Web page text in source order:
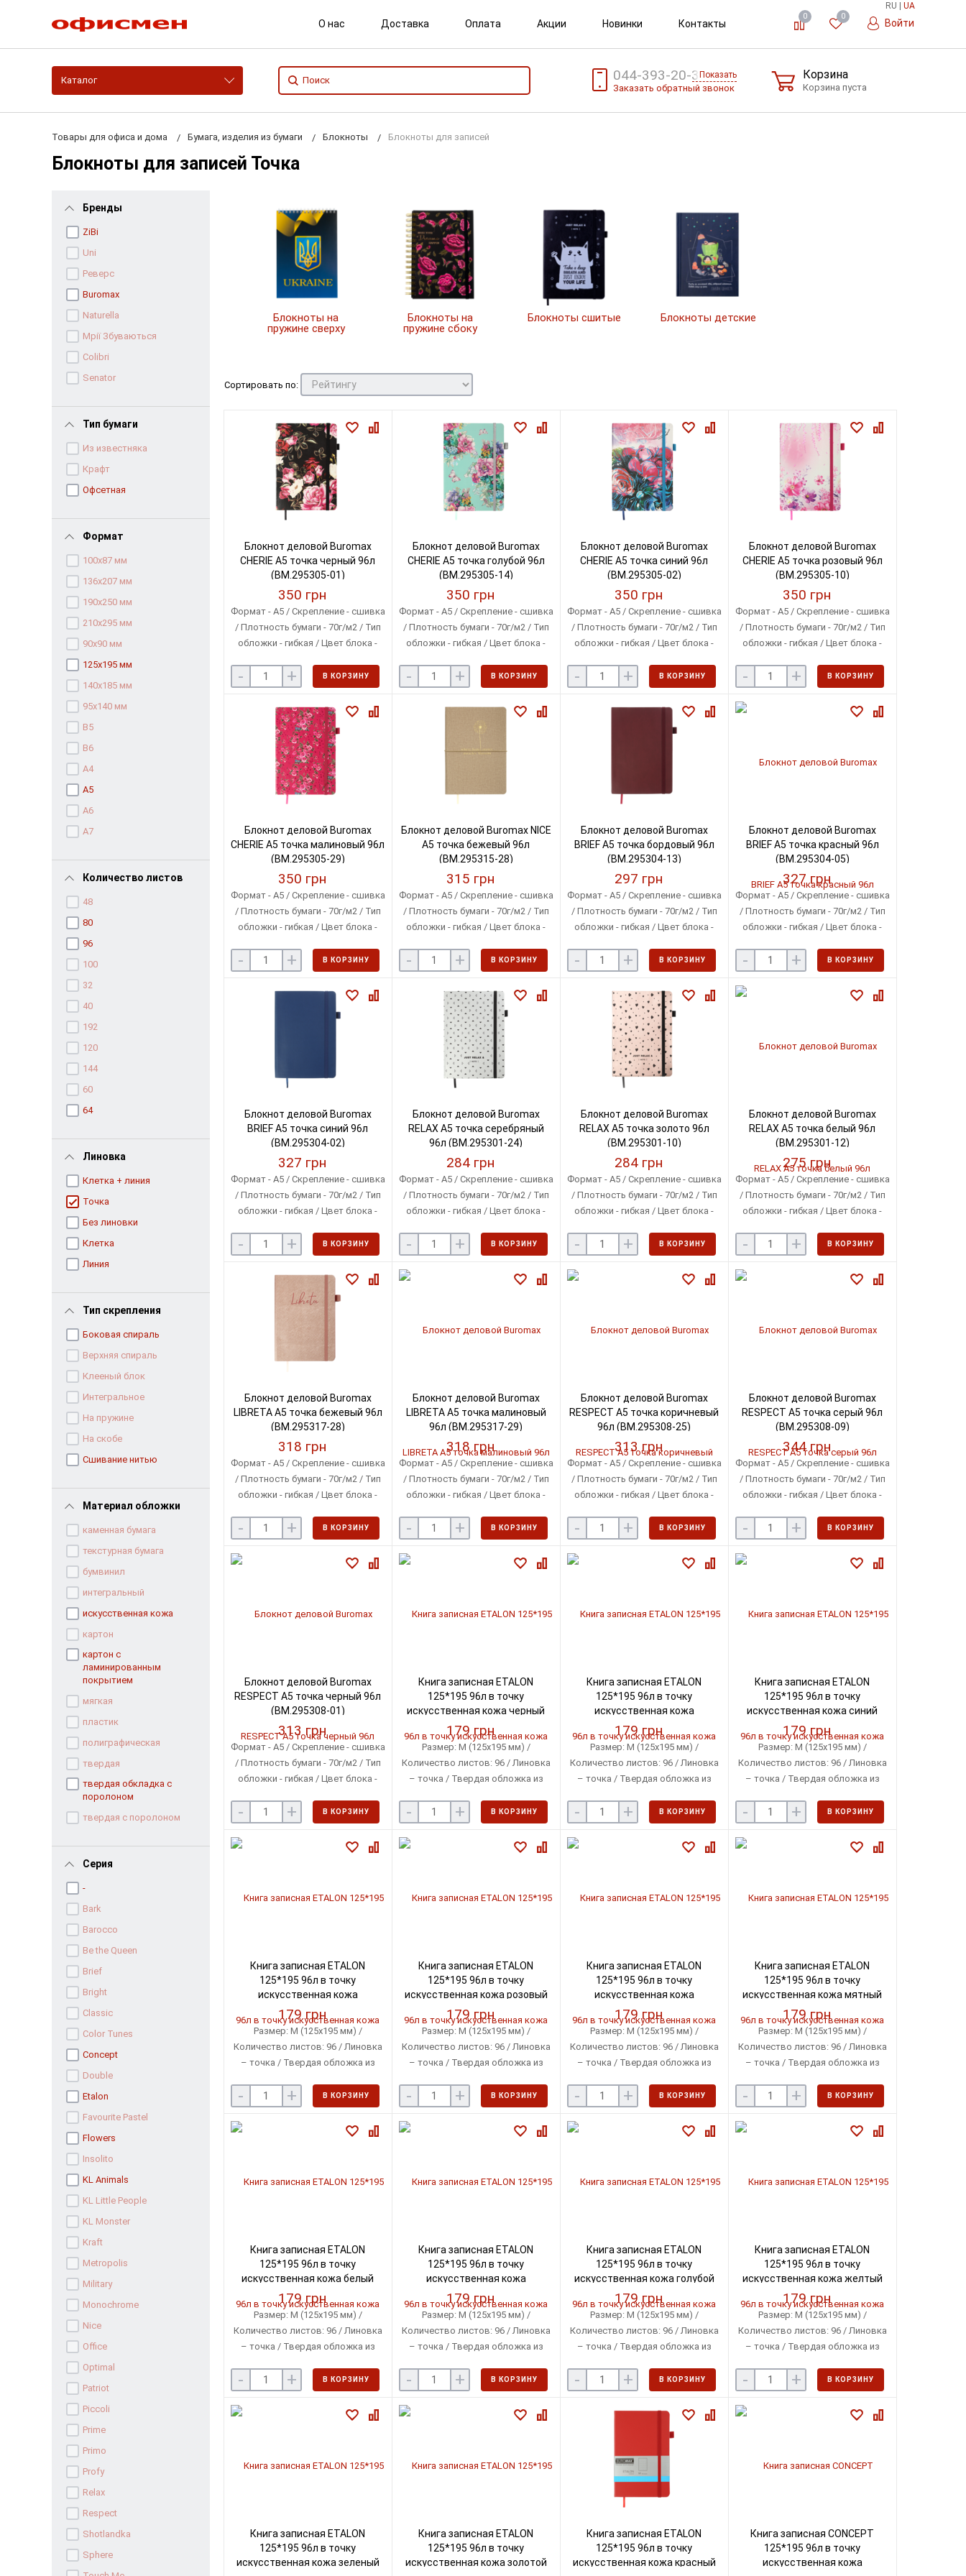
RU UA
О нас Доставка Оплата Акции Новинки Контакты
0 0
Войти
Каталог 044-393-20-36Показать
Заказать обратный звонок
Корзина
Корзина пуста
Товары для офиса и дома Бумага, изделия из бумаги Блокноты Блокноты для записей
Блокноты для записей Точка
Бренды
ZiBi
Uni
Реверс
Buromax
Naturella
Мрії Збуваються
Colibri
Senator
Тип бумаги
Из известняка
Крафт
Офсетная
Формат
100х87 мм
136х207 мм
190х250 мм
210х295 мм
90x90 мм
125х195 мм
140х185 мм
95х140 мм
B5
B6
А4
А5
А6
А7
Количество листов
48
80
96
100
32
40
192
120
144
60
64
Линовка
Клетка + линия
Точка
Без линовки
Клетка
Линия
Тип скрепления
Боковая спираль
Верхняя спираль
Клееный блок
Интегральное
На пружине
На скобе
Сшивание нитью
Материал обложки
каменная бумага
текстурная бумага
бумвинил
интегральный
искусственная кожа
картон
картон с
ламинированным
покрытием
мягкая
пластик
полиграфическая
твердая
твердая обкладка с
поролоном
твердая с поролоном
Серия
-
Bark
Barocco
Be the Queen
Brief
Bright
Classic
Color Tunes
Concept
Double
Etalon
Favourite Pastel
Flowers
Insolito
KL Animals
KL Little People
KL Monster
Kraft
Metropolis
Military
Monochrome
Nice
Office
Optimal
Patriot
Piccoli
Prime
Primo
Profy
Relax
Respect
Shotlandka
Sphere
Блокноты на
пружине сверху
Блокноты на
пружине сбоку
Блокноты сшитые Блокноты детские
Сортировать по:
Блокнот деловой Buromax
CHERIE А5 точка черный 96л
(BM.295305-01)
350 грн
Формат - A5 / Скрепление - сшивка
/ Плотность бумаги - 70г/м2 / Тип
обложки - гибкая / Цвет блока -
- + В КОРЗИНУ
Блокнот деловой Buromax
CHERIE А5 точка голубой 96л
(BM.295305-14)
350 грн
Формат - A5 / Скрепление - сшивка
/ Плотность бумаги - 70г/м2 / Тип
обложки - гибкая / Цвет блока -
- + В КОРЗИНУ
Блокнот деловой Buromax
CHERIE А5 точка синий 96л
(BM.295305-02)
350 грн
Формат - A5 / Скрепление - сшивка
/ Плотность бумаги - 70г/м2 / Тип
обложки - гибкая / Цвет блока -
- + В КОРЗИНУ
Блокнот деловой Buromax
CHERIE А5 точка розовый 96л
(BM.295305-10)
350 грн
Формат - A5 / Скрепление - сшивка
/ Плотность бумаги - 70г/м2 / Тип
обложки - гибкая / Цвет блока -
- + В КОРЗИНУ
Блокнот деловой Buromax
CHERIE А5 точка малиновый 96л
(BM.295305-29)
350 грн
Формат - A5 / Скрепление - сшивка
/ Плотность бумаги - 70г/м2 / Тип
обложки - гибкая / Цвет блока -
- + В КОРЗИНУ
Блокнот деловой Buromax NICE
А5 точка бежевый 96л
(BM.295315-28)
315 грн
Формат - A5 / Скрепление - сшивка
/ Плотность бумаги - 70г/м2 / Тип
обложки - гибкая / Цвет блока -
- + В КОРЗИНУ
Блокнот деловой Buromax
BRIEF А5 точка бордовый 96л
(BM.295304-13)
297 грн
Формат - A5 / Скрепление - сшивка
/ Плотность бумаги - 70г/м2 / Тип
обложки - гибкая / Цвет блока -
- + В КОРЗИНУ
Блокнот деловой Buromax
BRIEF А5 точка красный 96л
(BM.295304-05)
327 грн
Формат - A5 / Скрепление - сшивка
/ Плотность бумаги - 70г/м2 / Тип
обложки - гибкая / Цвет блока -
- + В КОРЗИНУ
Блокнот деловой Buromax
BRIEF А5 точка синий 96л
(BM.295304-02)
327 грн
Формат - A5 / Скрепление - сшивка
/ Плотность бумаги - 70г/м2 / Тип
обложки - гибкая / Цвет блока -
- + В КОРЗИНУ
Блокнот деловой Buromax
RELAX А5 точка серебряный
96л (BM.295301-24)
284 грн
Формат - A5 / Скрепление - сшивка
/ Плотность бумаги - 70г/м2 / Тип
обложки - гибкая / Цвет блока -
- + В КОРЗИНУ
Блокнот деловой Buromax
RELAX А5 точка золото 96л
(BM.295301-10)
284 грн
Формат - A5 / Скрепление - сшивка
/ Плотность бумаги - 70г/м2 / Тип
обложки - гибкая / Цвет блока -
- + В КОРЗИНУ
Блокнот деловой Buromax
RELAX А5 точка белый 96л
(BM.295301-12)
275 грн
Формат - A5 / Скрепление - сшивка
/ Плотность бумаги - 70г/м2 / Тип
обложки - гибкая / Цвет блока -
- + В КОРЗИНУ
Блокнот деловой Buromax
LIBRETA А5 точка бежевый 96л
(BM.295317-28)
318 грн
Формат - A5 / Скрепление - сшивка
/ Плотность бумаги - 70г/м2 / Тип
обложки - гибкая / Цвет блока -
- + В КОРЗИНУ
Блокнот деловой Buromax
LIBRETA А5 точка малиновый
96л (BM.295317-29)
318 грн
Формат - A5 / Скрепление - сшивка
/ Плотность бумаги - 70г/м2 / Тип
обложки - гибкая / Цвет блока -
- + В КОРЗИНУ
Блокнот деловой Buromax
RESPECT А5 точка коричневый
96л (BM.295308-25)
313 грн
Формат - A5 / Скрепление - сшивка
/ Плотность бумаги - 70г/м2 / Тип
обложки - гибкая / Цвет блока -
- + В КОРЗИНУ
Блокнот деловой Buromax
RESPECT А5 точка серый 96л
(BM.295308-09)
344 грн
Формат - A5 / Скрепление - сшивка
/ Плотность бумаги - 70г/м2 / Тип
обложки - гибкая / Цвет блока -
- + В КОРЗИНУ
Блокнот деловой Buromax
RESPECT А5 точка черный 96л
(BM.295308-01)
313 грн
Формат - A5 / Скрепление - сшивка
/ Плотность бумаги - 70г/м2 / Тип
обложки - гибкая / Цвет блока -
- + В КОРЗИНУ
Книга записная ETALON
125*195 96л в точку
искусственная кожа черный
(BM.291360-01)
179 грн
Размер: М (125х195 мм) /
Количество листов: 96 / Линовка
– точка / Твердая обложка из
- + В КОРЗИНУ
Книга записная ETALON
125*195 96л в точку
искусственная кожа
фиолетовый (BM.291360-07)
179 грн
Размер: М (125х195 мм) /
Количество листов: 96 / Линовка
– точка / Твердая обложка из
- + В КОРЗИНУ
Книга записная ETALON
125*195 96л в точку
искусственная кожа синий
(BM.291360-02)
179 грн
Размер: М (125х195 мм) /
Количество листов: 96 / Линовка
– точка / Твердая обложка из
- + В КОРЗИНУ
Книга записная ETALON
125*195 96л в точку
искусственная кожа
серебряный (BM.291360-24)
179 грн
Размер: М (125х195 мм) /
Количество листов: 96 / Линовка
– точка / Твердая обложка из
- + В КОРЗИНУ
Книга записная ETALON
125*195 96л в точку
искусственная кожа розовый
(BM.291360-10)
179 грн
Размер: М (125х195 мм) /
Количество листов: 96 / Линовка
– точка / Твердая обложка из
- + В КОРЗИНУ
Книга записная ETALON
125*195 96л в точку
искусственная кожа
оранжевый (BM.291360-11)
179 грн
Размер: М (125х195 мм) /
Количество листов: 96 / Линовка
– точка / Твердая обложка из
- + В КОРЗИНУ
Книга записная ETALON
125*195 96л в точку
искусственная кожа мятный
(BM.291360-38)
179 грн
Размер: М (125х195 мм) /
Количество листов: 96 / Линовка
– точка / Твердая обложка из
- + В КОРЗИНУ
Книга записная ETALON
125*195 96л в точку
искусственная кожа белый
(BM.291360-12)
179 грн
Размер: М (125х195 мм) /
Количество листов: 96 / Линовка
– точка / Твердая обложка из
- + В КОРЗИНУ
Книга записная ETALON
125*195 96л в точку
искусственная кожа
бирюзовый (BM.291360-06)
179 грн
Размер: М (125х195 мм) /
Количество листов: 96 / Линовка
– точка / Твердая обложка из
- + В КОРЗИНУ
Книга записная ETALON
125*195 96л в точку
искусственная кожа голубой
(BM.291360-14)
179 грн
Размер: М (125х195 мм) /
Количество листов: 96 / Линовка
– точка / Твердая обложка из
- + В КОРЗИНУ
Книга записная ETALON
125*195 96л в точку
искусственная кожа желтый
(BM.291360-08)
179 грн
Размер: М (125х195 мм) /
Количество листов: 96 / Линовка
– точка / Твердая обложка из
- + В КОРЗИНУ
Книга записная ETALON
125*195 96л в точку
искусственная кожа зеленый
Книга записная ETALON
125*195 96л в точку
искусственная кожа золотой
Книга записная ETALON
125*195 96л в точку
искусственная кожа красный
Книга записная CONCEPT
125*195 96л в точку
искусственная кожа